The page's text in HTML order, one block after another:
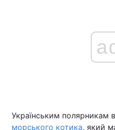
Україна
Українським полярникам
морського котика, який